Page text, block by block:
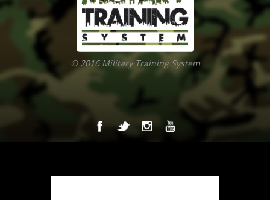
© 2016 Military Training System